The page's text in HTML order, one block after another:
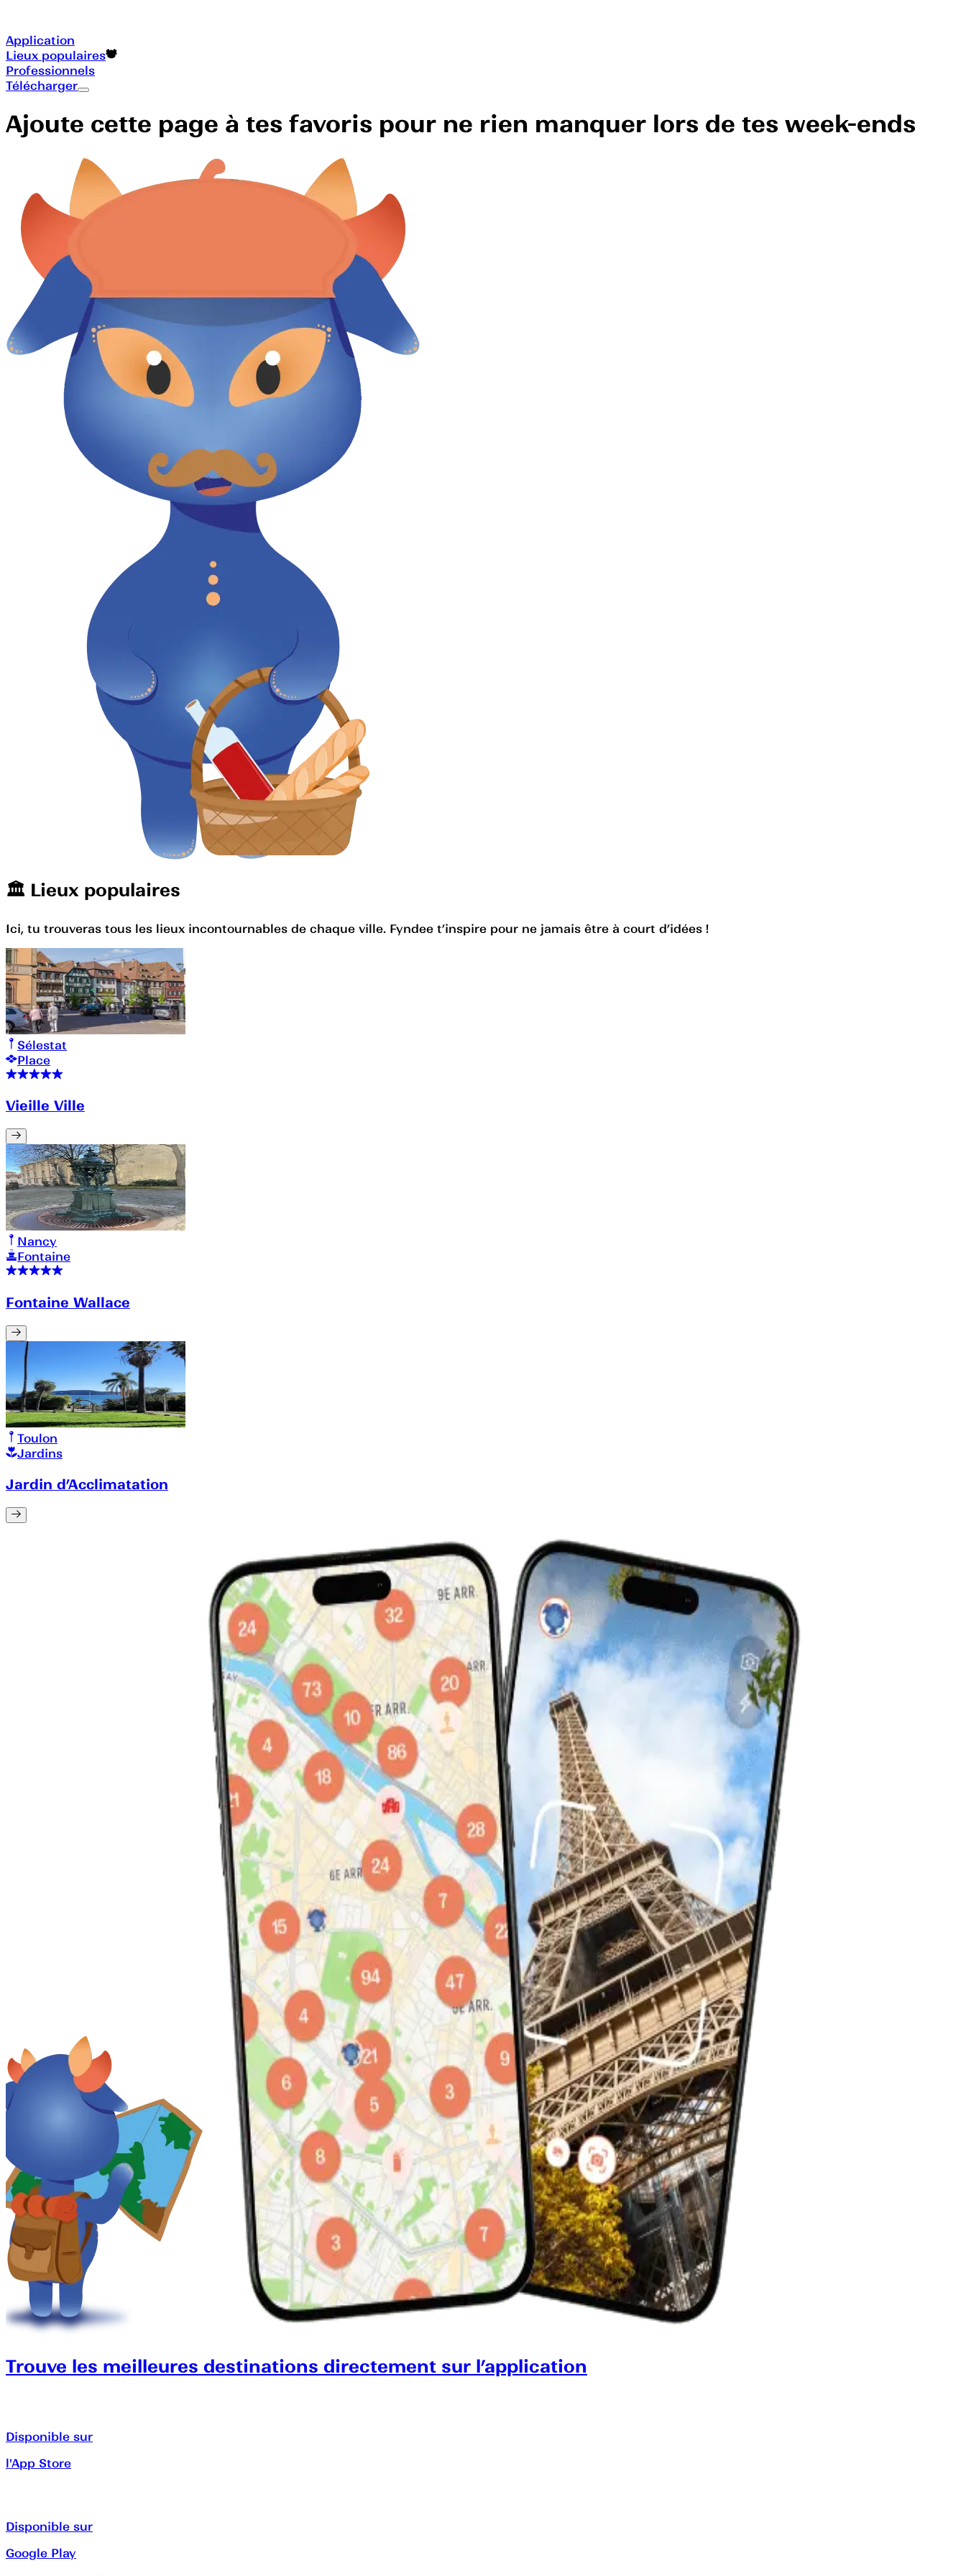
Application
Lieux populaires
Professionnels
Télécharger
Ajoute cette page à tes favoris pour ne rien manquer lors de tes week-ends
🏛️️ Lieux populaires
Ici, tu trouveras tous les lieux incontournables de chaque ville. Fyndee t’inspire pour ne jamais être à court d’idées !
Sélestat
Place
Vieille Ville
Nancy
Fontaine
Fontaine Wallace
Toulon
Jardins
Jardin d’Acclimatation
Trouve les meilleures destinations directement sur l’application
Disponible sur
l'App Store
Disponible sur
Google Play